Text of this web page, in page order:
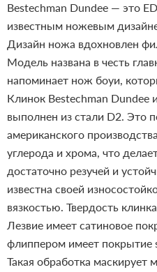
Bestechman Dundee — это
известным ножевым
Дизайн ножа вдохновлен
Модель названа в честь
напоминает нож боуи,
Клинок Bestechman Dundee
выполнен из стали D2. Это
американского
углерода и хрома, что
достаточно резучей и
известна своей
вязкостью. Твердость
Лезвие имеет сатиновое
флиппером имеет покрытие
Такая обработка маскирует